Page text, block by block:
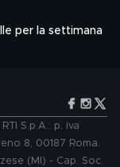
per la settimana
S.p.A.: p. iva
8, 00187 Roma.
(MI) - Cap. Soc.